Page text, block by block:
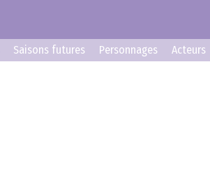
Saisons futures Personnages Acteurs